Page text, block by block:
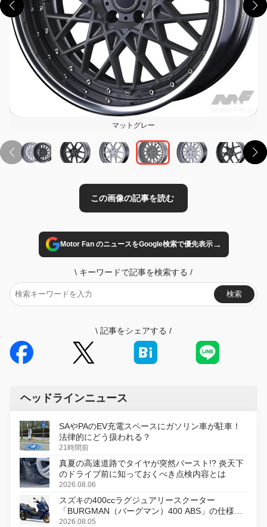
マットグレー
この画像の記事を読む
Motor Fan のニュースをGoogle検索で優先表示→
\ キーワードで記事を検索する /
検索
\ 記事をシェアする /
ヘッドラインニュース
SAやPAのEV充電スペースにガソリン車が駐車！
法律的にどう扱われる？
21時間前
真夏の高速道路でタイヤが突然バースト!? 炎天下
のドライブ前に知っておくべき点検内容とは
2026.08.06
スズキの400ccラグジュアリースクーター
「BURGMAN（バーグマン）400 ABS」の仕様を
変更し、8月18日に発売
2026.08.05